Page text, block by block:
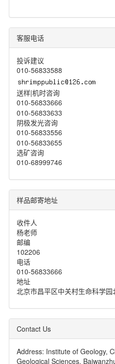
客服电话
投诉建议
010-56833588
送样|机时咨询
010-56833666
010-56833633
阴极发光咨询
010-56833556
010-56833655
选矿咨询
010-68999746
样品邮寄地址
收件人
杨老师
邮编
102206
电话
010-56833666
地址
北京市昌平区中关村生命科学
Contact Us
Address: Institute of Geology,
Geological Sciences,